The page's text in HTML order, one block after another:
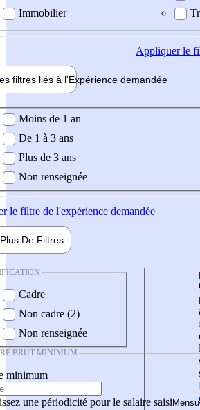
Immobilier
Appliquerle
filtres liés à l'Expérience demandée
demandée
Moins de 1 an
De 1 à 3 ans
Plus de 3 ans
Non renseignée
le filtre de l'expérience demandée
Plus De Filtres
Cadre
Non cadre (2)
Non renseignée
BRUT MINIMUM
minimum
une périodicité pour le salaire saisi